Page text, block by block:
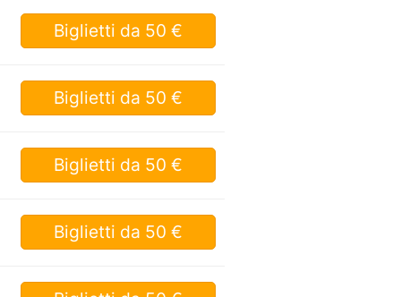
Biglietti da 50 €
Biglietti da 50 €
Biglietti da 50 €
Biglietti da 50 €